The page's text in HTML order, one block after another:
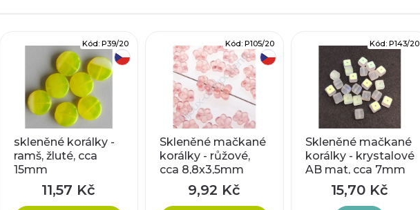
skleněné korálky -
ramš, žluté, cca
15mm
11,57 Kč
Kód: P39/20
Skleněné mačkané
korálky - růžové,
cca 8,8x3,5mm
9,92 Kč
Kód: P105/20
Skleněné mačkané
korálky - krystalové
AB mat, cca 7mm
15,70 Kč
Kód:P143/20